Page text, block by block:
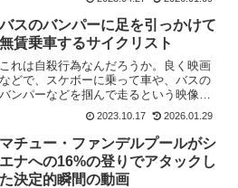
利を積み重ねている。ツール・ド・ギ
ラ この投稿をIn...
バスのバンパーに足を引っかけて
無賃乗車するサイクリスト
これは自殺行為なんだろうか。良く映画
などで、スケボーに乗って車や、バスの
バンパーなどを掴んで走るという映像は
あるけれど、実際に現実世界でやってい
る人がいるなんて。以下は、バスのバン
パーに足だけ引っ掛けて走っている動
画。 この投稿をI...
2023.10.17 2026.01.29
マチュー・ファンデルプールがシ
エナへの16%の登りでアタックし
た決定的瞬間の動画